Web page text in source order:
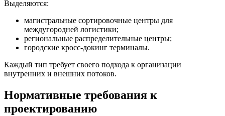
Выделяются:
магистральные сортировочные центры для
междугородней логистики;
региональные распределительные центры;
городские кросс-докинг терминалы.
Каждый тип требует своего подхода к организации
внутренних и внешних потоков.
Нормативные требования к
проектированию